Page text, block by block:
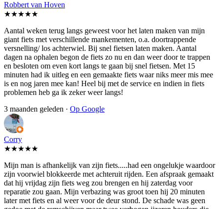
Robbert van Hoven
★★★★★
Aantal weken terug langs geweest voor het laten maken van mijn
giant fiets met verschillende mankementen, o.a. doortrappende
versnelling/ los achterwiel. Bij snel fietsen laten maken. Aantal
dagen na ophalen begon de fiets zo nu en dan weer door te trappen
en besloten om even kort langs te gaan bij snel fietsen. Met 15
minuten had ik uitleg en een gemaakte fiets waar niks meer mis mee
is en nog jaren mee kan! Heel bij met de service en indien in fiets
problemen heb ga ik zeker weer langs!
3 maanden geleden · Op Google
Corry
★★★★★
Mijn man is afhankelijk van zijn fiets.....had een ongelukje waardoor
zijn voorwiel blokkeerde met achteruit rijden. Een afspraak gemaakt
dat hij vrijdag zijn fiets weg zou brengen en hij zaterdag voor
reparatie zou gaan. Mijn verbazing was groot toen hij 20 minuten
later met fiets en al weer voor de deur stond. De schade was geen